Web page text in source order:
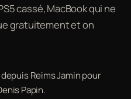
cassé, MacBook qui ne
gratuitement et on
Reims Jamin pour
Papin.